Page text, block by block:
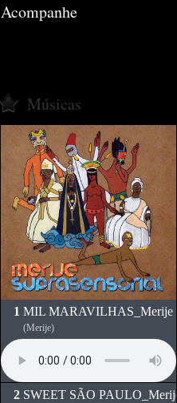
Acompanhe
Músicas
MIL MARAVILHAS_Merije
(Merije)
SWEET SÃO PAULO_Merije